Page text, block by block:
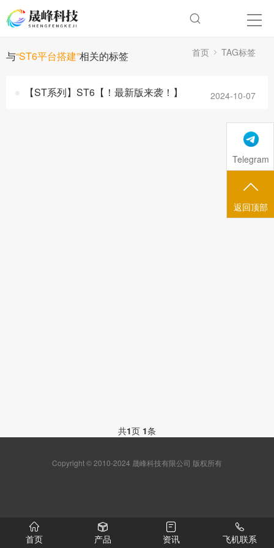
与“ST6平台搭建”相关的标签 首页 TAG标签
【ST系列】ST6【！最新版来袭！】 2024-10-07
共1页 1条
Copyright © 2010-2024 晟峰科技有限公司 版权所有
首页 产品 资讯 飞机联系
Telegram
返回顶部